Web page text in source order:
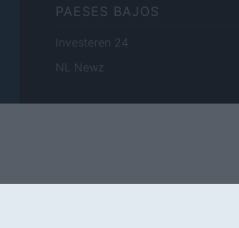
PAESES BAJOS
Investeren 24
NL Newz